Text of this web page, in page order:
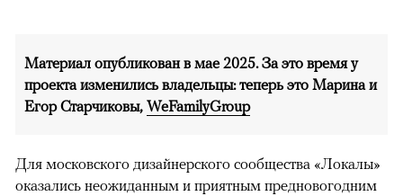
Материал опубликован в мае 2025. За это время у
проекта изменились владельцы: теперь это Марина и
Егор Старчиковы, WeFamilyGroup
Для московского дизайнерского сообщества «Локалы»
оказались неожиданным и приятным предновогодним